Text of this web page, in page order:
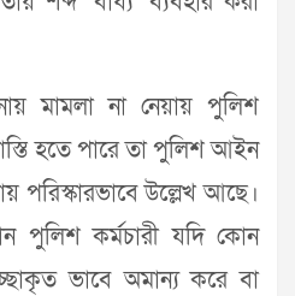
মামলা না নেয়ায় পুলিশ
হতে পারে তা পুলিশ আইন
পরিস্কারভাবে উল্লেখ আছে।
পুলিশ কর্মচারী যদি কোন
ভাবে অমান্য করে বা